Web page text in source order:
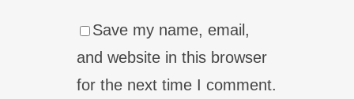
Save my name, email,
and website in this browser
for the next time I comment.